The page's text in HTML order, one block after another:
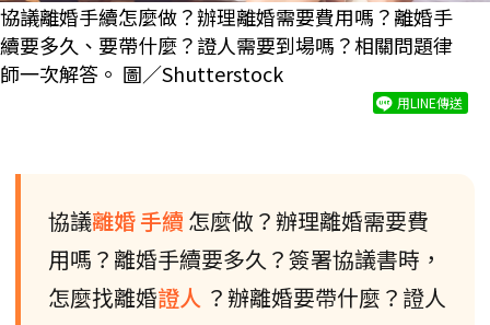
協議離婚手續怎麼做？辦理離婚需要費用嗎？離婚手
續要多久、要帶什麼？證人需要到場嗎？相關問題律
師一次解答。 圖／Shutterstock
用LINE傳送
協議離婚手續 怎麼做？辦理離婚需要費
用嗎？離婚手續要多久？簽署協議書時，
怎麼找離婚證人 ？辦離婚要帶什麼？證人